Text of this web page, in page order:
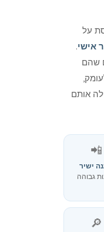
על
אישי.
שהם
אותם
📲
ישיר
גבוהה
🔎